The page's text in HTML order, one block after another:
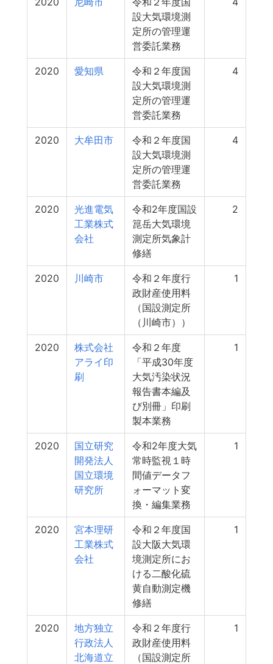
設大気環境測
定所の管理運
営委託業務
2020 愛知県
令和２年度国
設大気環境測
定所の管理運
営委託業務
4
2020 大牟田市
令和２年度国
設大気環境測
定所の管理運
営委託業務
4
2020
光進電気
工業株式
会社
令和2年度国設
箟岳大気環境
測定所気象計
修繕
2
2020 川崎市
令和２年度行
政財産使用料
（国設測定所
（川崎市））
1
2020
株式会社
アライ印
刷
令和２年度
「平成30年度
大気汚染状況
報告書本編及
び別冊」印刷
製本業務
1
2020
国立研究
開発法人
国立環境
研究所
令和2年度大気
常時監視１時
間値データフ
ォーマット変
換・編集業務
1
2020
宮本理研
工業株式
会社
令和２年度国
設大阪大気環
境測定所にお
ける二酸化硫
黄自動測定機
修繕
1
2020
地方独立
行政法人
北海道立
令和２年度行
政財産使用料
（国設測定所
1